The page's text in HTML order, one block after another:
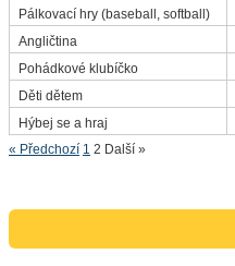
Pálkovací hry (baseball, softball)
Angličtina
Pohádkové klubíčko
Děti dětem
Hýbej se a hraj
« Předchozí 1 2 Další »